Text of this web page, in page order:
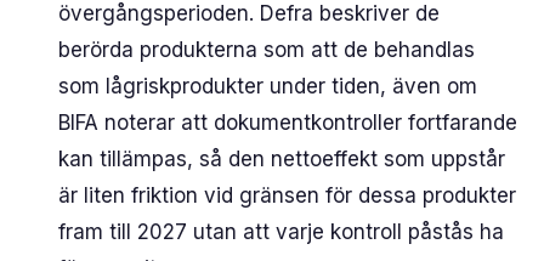
övergångsperioden. Defra beskriver de
berörda produkterna som att de behandlas
som lågriskprodukter under tiden, även om
BIFA noterar att dokumentkontroller fortfarande
kan tillämpas, så den nettoeffekt som uppstår
är liten friktion vid gränsen för dessa produkter
fram till 2027 utan att varje kontroll påstås ha